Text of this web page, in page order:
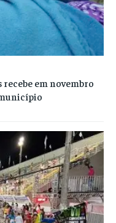
em novembro